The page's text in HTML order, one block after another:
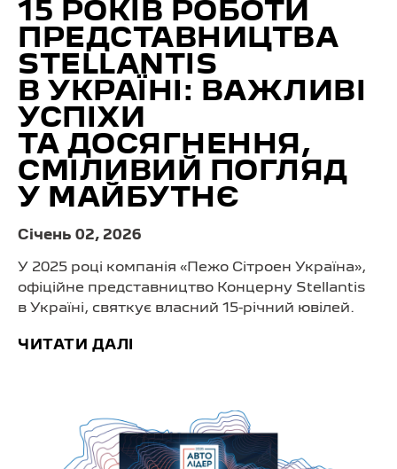
15 РОКІВ РОБОТИ
ПРЕДСТАВНИЦТВА
STELLANTIS
В УКРАЇНІ: ВАЖЛИВІ
УСПІХИ
ТА ДОСЯГНЕННЯ,
СМІЛИВИЙ ПОГЛЯД
У МАЙБУТНЄ
Cічень 02, 2026
У 2025 році компанія «Пежо Сітроен Україна»,
офіційне представництво Концерну Stellantis
в Україні, святкує власний 15-річний ювілей.
ЧИТАТИ ДАЛІ